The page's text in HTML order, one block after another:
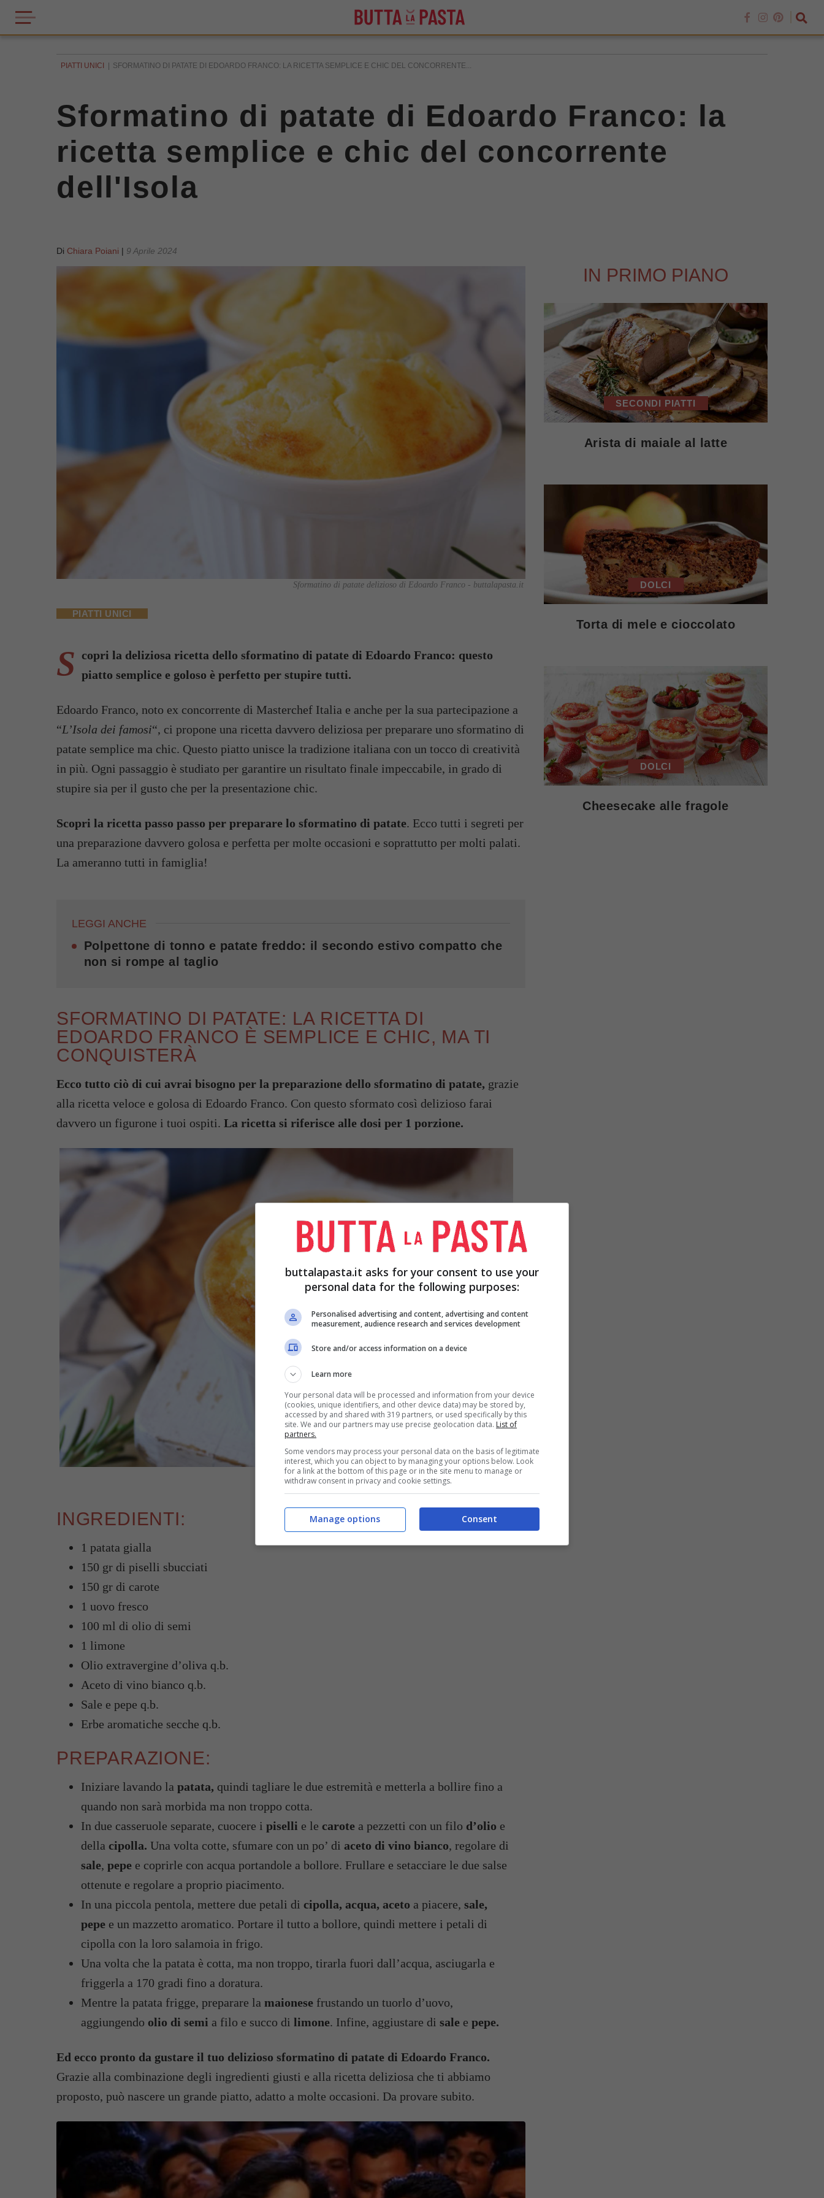
PIATTI UNICI SFORMATINO DI PATATE DI EDOARDO FRANCO: LA RICETTA SEMPLICE E CHIC DEL CONCORRENTE...
Sformatino di patate di Edoardo Franco: la
ricetta semplice e chic del concorrente
dell'Isola
Di Chiara Poiani | 9 Aprile 2024
Sformatino di patate delizioso di Edoardo Franco - buttalapasta.it
PIATTI UNICI
S copri la deliziosa ricetta dello sformatino di patate di Edoardo Franco: questo
piatto semplice e goloso è perfetto per stupire tutti.
Edoardo Franco, noto ex concorrente di Masterchef Italia e anche per la sua partecipazione a
“L’Isola dei famosi“, ci propone una ricetta davvero deliziosa per preparare uno sformatino di
patate semplice ma chic. Questo piatto unisce la tradizione italiana con un tocco di creatività
in più. Ogni passaggio è studiato per garantire un risultato finale impeccabile, in grado di
stupire sia per il gusto che per la presentazione chic.
Scopri la ricetta passo passo per preparare lo sformatino di patate. Ecco tutti i segreti per
una preparazione davvero golosa e perfetta per molte occasioni e soprattutto per molti palati.
La ameranno tutti in famiglia!
LEGGI ANCHE
Polpettone di tonno e patate freddo: il secondo estivo compatto che
non si rompe al taglio
SFORMATINO DI PATATE: LA RICETTA DI
EDOARDO FRANCO È SEMPLICE E CHIC, MA TI
CONQUISTERÀ
Ecco tutto ciò di cui avrai bisogno per la preparazione dello sformatino di patate, grazie
alla ricetta veloce e golosa di Edoardo Franco. Con questo sformato così delizioso farai
davvero un figurone i tuoi ospiti. La ricetta si riferisce alle dosi per 1 porzione.
Come preparare lo sformato di patate di Edoardo Franco – buttalapasta.it
INGREDIENTI:
1 patata gialla
150 gr di piselli sbucciati
150 gr di carote
1 uovo fresco
100 ml di olio di semi
1 limone
Olio extravergine d’oliva q.b.
Aceto di vino bianco q.b.
Sale e pepe q.b.
Erbe aromatiche secche q.b.
PREPARAZIONE:
Iniziare lavando la patata, quindi tagliare le due estremità e metterla a bollire fino a
quando non sarà morbida ma non troppo cotta.
In due casseruole separate, cuocere i piselli e le carote a pezzetti con un filo d’olio e
della cipolla. Una volta cotte, sfumare con un po’ di aceto di vino bianco, regolare di
sale, pepe e coprirle con acqua portandole a bollore. Frullare e setacciare le due salse
ottenute e regolare a proprio piacimento.
In una piccola pentola, mettere due petali di cipolla, acqua, aceto a piacere, sale,
pepe e un mazzetto aromatico. Portare il tutto a bollore, quindi mettere i petali di
cipolla con la loro salamoia in frigo.
Una volta che la patata è cotta, ma non troppo, tirarla fuori dall’acqua, asciugarla e
friggerla a 170 gradi fino a doratura.
Mentre la patata frigge, preparare la maionese frustando un tuorlo d’uovo,
aggiungendo olio di semi a filo e succo di limone. Infine, aggiustare di sale e pepe.
Ed ecco pronto da gustare il tuo delizioso sformatino di patate di Edoardo Franco.
Grazie alla combinazione degli ingredienti giusti e alla ricetta deliziosa che ti abbiamo
proposto, può nascere un grande piatto, adatto a molte occasioni. Da provare subito.
IN PRIMO PIANO
SECONDI PIATTI
Arista di maiale al latte
DOLCI
Torta di mele e cioccolato
DOLCI
Cheesecake alle fragole
buttalapasta.it asks for your consent to use your
personal data for the following purposes:
Personalised advertising and content, advertising and content
measurement, audience research and services development
Store and/or access information on a device
Learn more
Your personal data will be processed and information from your device
(cookies, unique identifiers, and other device data) may be stored by,
accessed by and shared with 319 partners, or used specifically by this
site. We and our partners may use precise geolocation data. List of
partners.
Some vendors may process your personal data on the basis of legitimate
interest, which you can object to by managing your options below. Look
for a link at the bottom of this page or in the site menu to manage or
withdraw consent in privacy and cookie settings.
Consent
Manage options